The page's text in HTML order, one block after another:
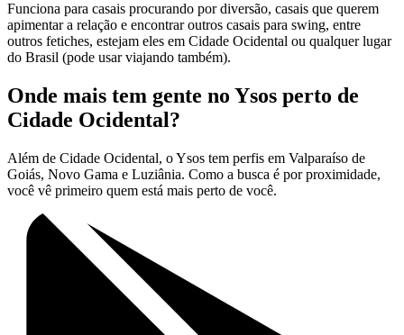
Funciona para casais procurando por diversão, casais que querem
apimentar a relação e encontrar outros casais para swing, entre
outros fetiches, estejam eles em Cidade Ocidental ou qualquer lugar
do Brasil (pode usar viajando também).
Onde mais tem gente no Ysos perto de
Cidade Ocidental?
Além de Cidade Ocidental, o Ysos tem perfis em Valparaíso de
Goiás, Novo Gama e Luziânia. Como a busca é por proximidade,
você vê primeiro quem está mais perto de você.